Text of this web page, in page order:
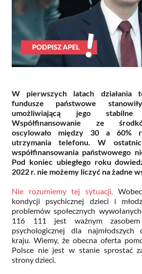
W pierwszych latach działania
fundusze państwowe
umożliwiającą jego stabilne
Współfinansowanie ze
oscylowało między 30 a 60%
utrzymania telefonu. W
współfinansowania państwowego
Pod koniec ubiegłego roku
2022 r. nie możemy liczyć na żadne
Nie rozumiemy tej sytuacji.
kondycji psychicznej dzieci i
problemów społecznych
116 111 jest ważnym
psychologicznej dla najmłodszych
kraju. Wiemy, że obecna oferta
Polsce nie jest w stanie sprostać
strony dzieci.